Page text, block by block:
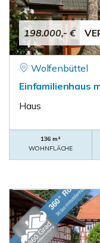
198.000,- €
Wolfenbüttel
Einfamilienhaus
Haus
136 m²
WOHNFLÄCHE